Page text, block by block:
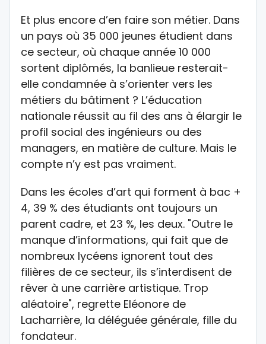
Et plus encore d’en faire son métier. Dans
un pays où 35 000 jeunes étudient dans
ce secteur, où chaque année 10 000
sortent diplômés, la banlieue resterait-
elle condamnée à s’orienter vers les
métiers du bâtiment ? L’éducation
nationale réussit au fil des ans à élargir le
profil social des ingénieurs ou des
managers, en matière de culture. Mais le
compte n’y est pas vraiment.
Dans les écoles d’art qui forment à bac +
4, 39 % des étudiants ont toujours un
parent cadre, et 23 %, les deux. "Outre le
manque d’informations, qui fait que de
nombreux lycéens ignorent tout des
filières de ce secteur, ils s’interdisent de
rêver à une carrière artistique. Trop
aléatoire", regrette Eléonore de
Lacharrière, la déléguée générale, fille du
fondateur.